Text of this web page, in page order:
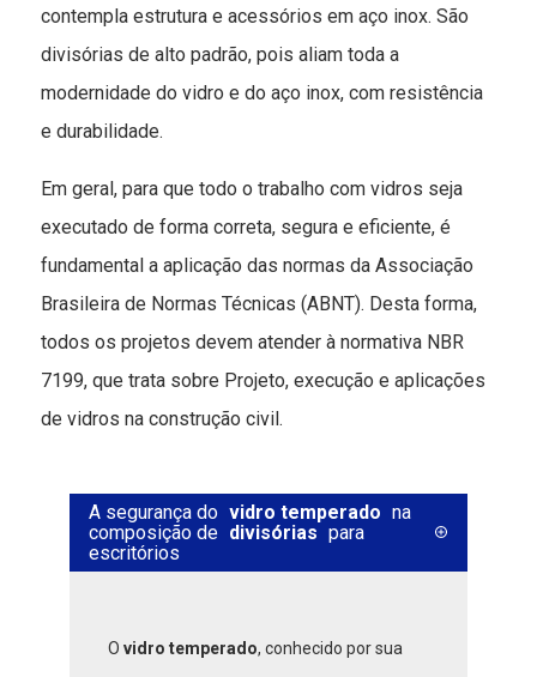
contempla estrutura e acessórios em aço inox. São
divisórias de alto padrão, pois aliam toda a
modernidade do vidro e do aço inox, com resistência
e durabilidade.
Em geral, para que todo o trabalho com vidros seja
executado de forma correta, segura e eficiente, é
fundamental a aplicação das normas da Associação
Brasileira de Normas Técnicas (ABNT). Desta forma,
todos os projetos devem atender à normativa NBR
7199, que trata sobre Projeto, execução e aplicações
de vidros na construção civil.
A segurança do vidro temperado na
composição de divisórias para
escritórios
Ovidro temperado, conhecido por sua